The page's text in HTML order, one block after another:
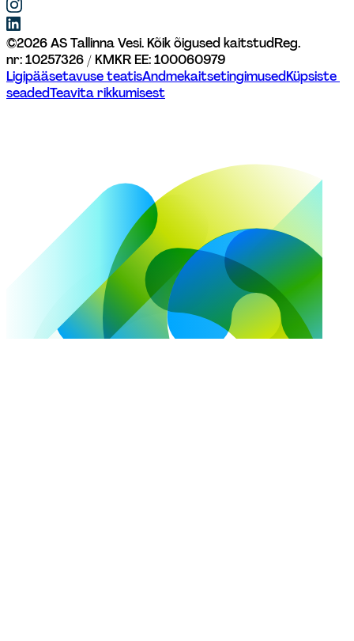
©2026AS Tallinna Vesi. Kõik õigused kaitstudReg.
nr: 10257326 / KMKR EE: 100060979
Ligipääsetavuse teatisAndmekaitsetingimusedKüpsiste
seadedTeavita rikkumisest